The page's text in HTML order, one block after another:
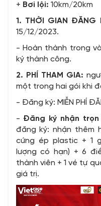
+ Bơi lội: 10km/20km
1. THỜI GIAN ĐĂNG
15/12/2023.
- Hoàn thành trong
ký thành công.
2. PHÍ THAM GIA:
một trong hai gói khi
- Đăng ký: MIỄN PHÍ
- Đăng ký nhận trọn
đăng ký: nhận thêm
cứng ép plastic + 1
lượng có hạn) + 6
thành viên + 1 vé tự
giá trị.